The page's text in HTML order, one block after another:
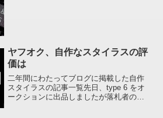
ヤフオク、自作なスタイラスの評
価は
二年間にわたってブログに掲載した自作
スタイラスの記事一覧先日、type 6 をオ
ークションに出品しましたが落札者の方